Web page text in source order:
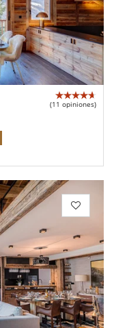
(11 opiniones)